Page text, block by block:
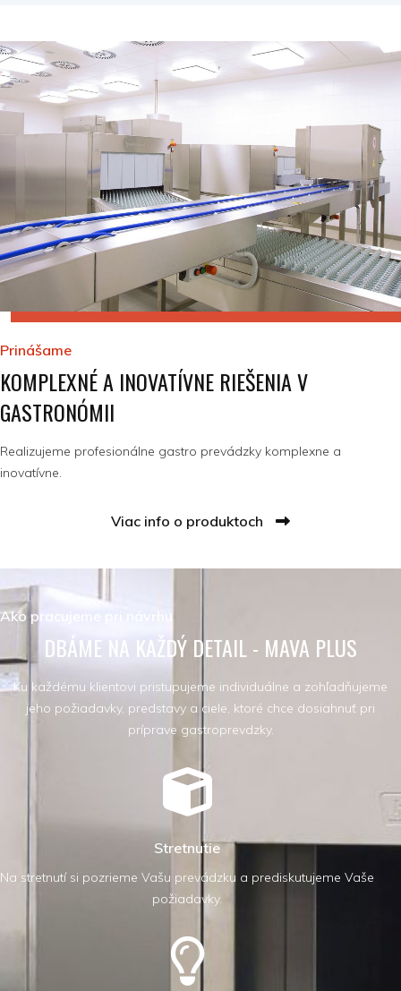
Prinášame
KOMPLEXNÉ A INOVATÍVNE RIEŠENIA V
GASTRONÓMII
Realizujeme profesionálne gastro prevádzky komplexne a
inovatívne.
Viac info o produktoch
Ako pracujeme pri návrhu
DBÁME NA KAŽDÝ DETAIL - MAVA PLUS
Ku každému klientovi pristupujeme individuálne a zohľadňujeme
jeho požiadavky, predstavy a ciele, ktoré chce dosiahnuť pri
príprave gastroprevdzky.
Stretnutie
Na stretnutí si pozrieme Vašu prevádzku a prediskutujeme Vaše
požiadavky.